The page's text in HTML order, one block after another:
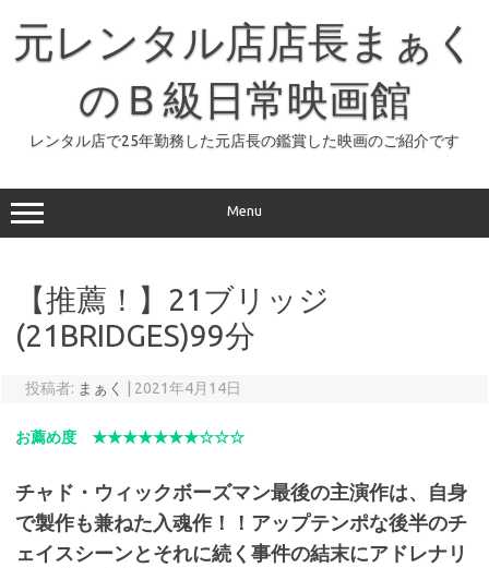
元レンタル店店長まぁく
のＢ級日常映画館
レンタル店で25年勤務した元店長の鑑賞した映画のご紹介です
Menu
【推薦！】21ブリッジ
(21BRIDGES)99分
投稿者: まぁく 2021年4月14日
お薦め度 ★★★★★★★☆☆☆
チャド・ウィックボーズマン最後の主演作は、自身
で製作も兼ねた入魂作！！アップテンポな後半のチ
ェイスシーンとそれに続く事件の結末にアドレナリ